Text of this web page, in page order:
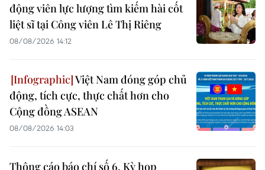
động viên lực lượng tìm kiếm hài cốt
liệt sĩ tại Công viên Lê Thị Riêng
08/08/2026 14:12
Việt Nam đóng góp chủ
động, tích cực, thực chất hơn cho
Cộng đồng ASEAN
08/08/2026 14:03
Thông cáo báo chí số 6, Kỳ họp